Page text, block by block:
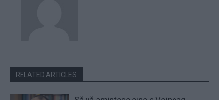
RELATED ARTICLES